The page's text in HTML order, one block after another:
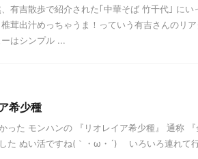
有吉散歩で紹介された｢中華そば 竹千代｣ にい
茸出汁めっちゃうま！っていう有吉さんのリ
ーはシンプル ...
希少種
った モンハンの 『リオレイア希少種』 通称
た ぬい活ですね(｀・ω・´)ゝ いろいろ連れて